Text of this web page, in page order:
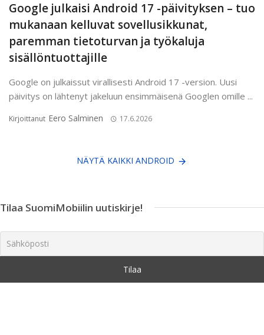
Google julkaisi Android 17 -päivityksen – tuo
mukanaan kelluvat sovellusikkunat,
paremman tietoturvan ja työkaluja
sisällöntuottajille
Google on julkaissut virallisesti Android 17 -version. Uusi
päivitys on lähtenyt jakeluun ensimmäisenä Googlen omille ...
Kirjoittanut Eero Salminen 17.6.2026
NÄYTÄ KAIKKI ANDROID
Tilaa SuomiMobiilin uutiskirje!